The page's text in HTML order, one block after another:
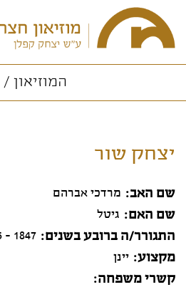
המוזיאון
יצחק שור
שם האב מרדכי אברהם
שם האם גיטל
התגורר/ה ברובע בשנים 1847 - 1885
מקצוע יינן
קשרי משפחה